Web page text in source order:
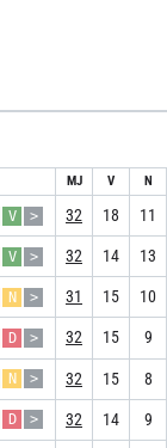
MJ V N
V > 32 18 11
V > 32 14 13
N > 31 15 10
D > 32 15 9
N > 32 15 8
D > 32 14 9